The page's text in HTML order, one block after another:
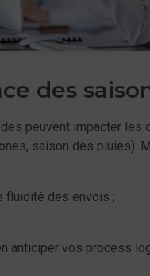
des
peuvent impacter les
saison des pluies).
fluidité des envois ;
anticiper vos process